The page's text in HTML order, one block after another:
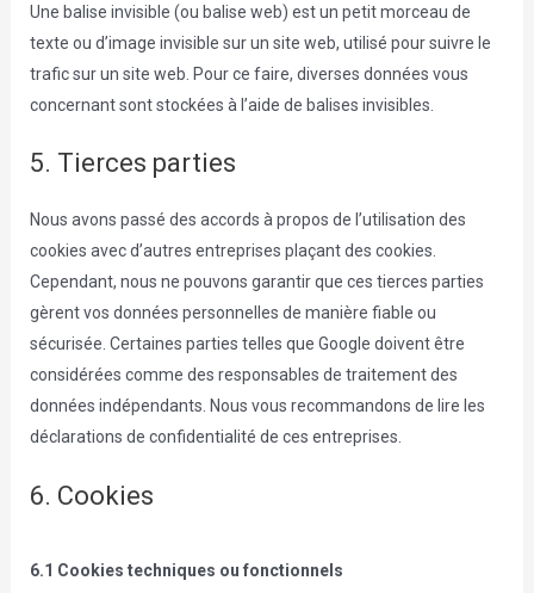
Une balise invisible (ou balise web) est un petit morceau de
texte ou d’image invisible sur un site web, utilisé pour suivre le
trafic sur un site web. Pour ce faire, diverses données vous
concernant sont stockées à l’aide de balises invisibles.
5. Tierces parties
Nous avons passé des accords à propos de l’utilisation des
cookies avec d’autres entreprises plaçant des cookies.
Cependant, nous ne pouvons garantir que ces tierces parties
gèrent vos données personnelles de manière fiable ou
sécurisée. Certaines parties telles que Google doivent être
considérées comme des responsables de traitement des
données indépendants. Nous vous recommandons de lire les
déclarations de confidentialité de ces entreprises.
6. Cookies
6.1 Cookies techniques ou fonctionnels